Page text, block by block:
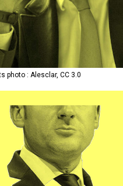
photo : Alesclar, CC 3.0